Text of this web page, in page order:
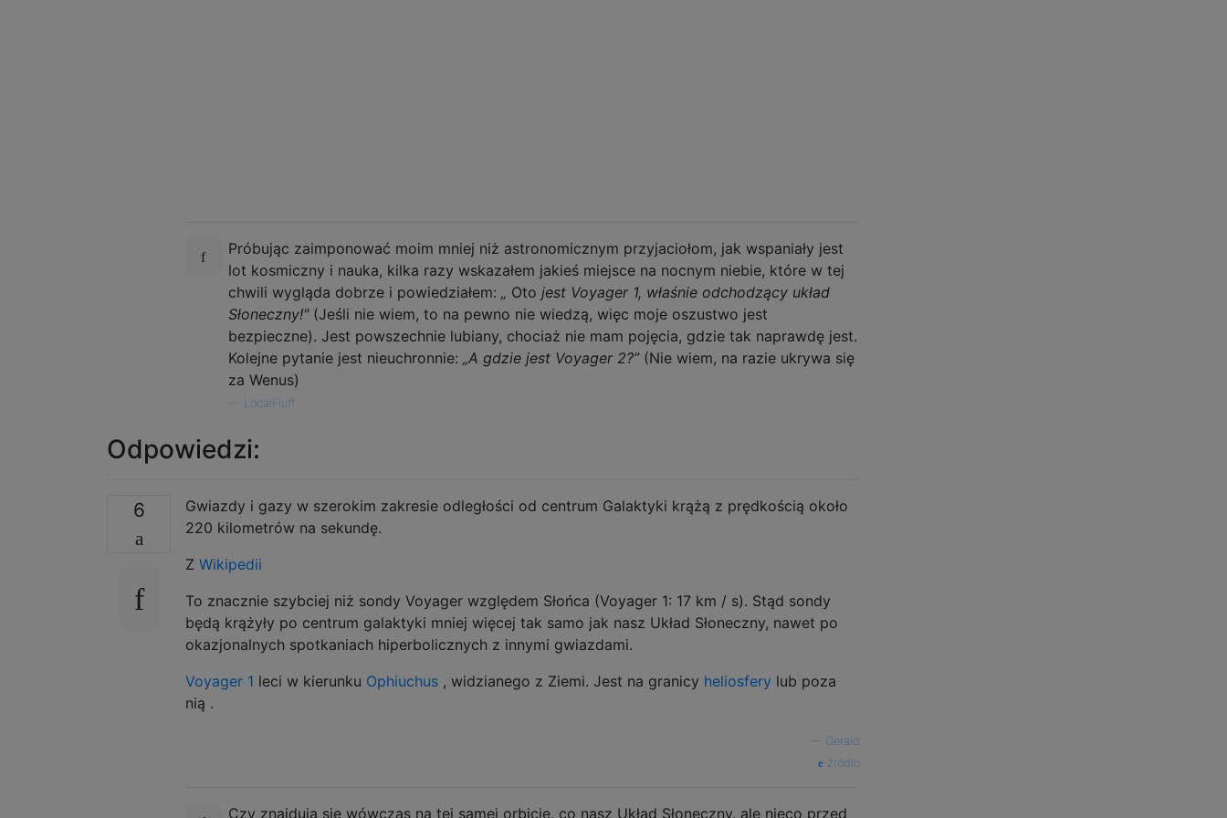
Próbując zaimponować moim mniej niż astronomicznym przyjaciołom, jak wspaniały jest
lot kosmiczny i nauka, kilka razy wskazałem jakieś miejsce na nocnym niebie, które w tej
chwili wygląda dobrze i powiedziałem: „ Oto jest Voyager 1, właśnie odchodzący układ
Słoneczny!" (Jeśli nie wiem, to na pewno nie wiedzą, więc moje oszustwo jest
bezpieczne). Jest powszechnie lubiany, chociaż nie mam pojęcia, gdzie tak naprawdę jest.
Kolejne pytanie jest nieuchronnie: „A gdzie jest Voyager 2?” (Nie wiem, na razie ukrywa się
za Wenus)
LocalFluff
Odpowiedzi:
6
Gwiazdy i gazy w szerokim zakresie odległości od centrum Galaktyki krążą z prędkością około
220 kilometrów na sekundę.
Z Wikipedii
To znacznie szybciej niż sondy Voyager względem Słońca (Voyager 1: 17 km / s). Stąd sondy
będą krążyły po centrum galaktyki mniej więcej tak samo jak nasz Układ Słoneczny, nawet po
okazjonalnych spotkaniach hiperbolicznych z innymi gwiazdami.
Voyager 1 leci w kierunku Ophiuchus , widzianego z Ziemi. Jest na granicy heliosfery lub poza
nią .
Gerald
źródło
Czy znajdują się wówczas na tej samej orbicie, co nasz Układ Słoneczny, ale nieco przed